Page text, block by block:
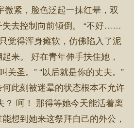
微紧，脸色泛起一抹红晕，双
失去控制向前倾倒。 “不好……
觉得浑身瘫软，仿佛陷入了泥
来。 好在青年伸手扶住她，
关圣。” “以后就是你的丈夫。”
此刻被迷晕的状态根本不允许
？ 呵！ 那得等她今天能活着离
想到她来这祭拜自己的外公，